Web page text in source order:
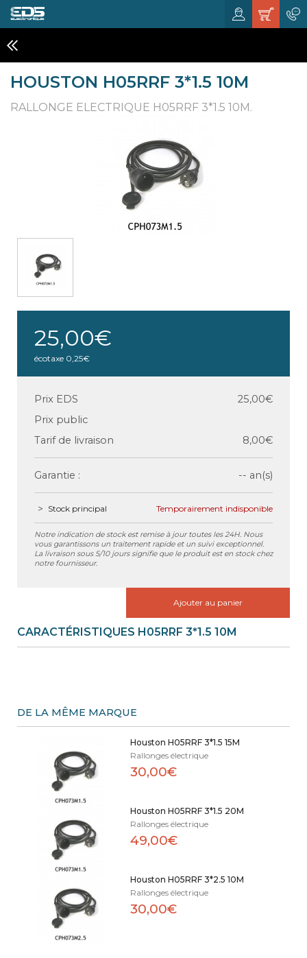
HOUSTON H05RRF 3*1.5 10M
RALLONGE ELECTRIQUE H05RRF 3*1.5 10M.
25,00€
écotaxe 0,25€
Prix EDS
25,00€
Prix public
Tarif de livraison
8,00€
Garantie : -- an(s)
Stock principal Temporairement indisponible
Notre indication de stock est remise à jour toutes les 24H. Nous
vous garantissons un traitement rapide et un suivi exceptionnel.
La livraison sous 5/10 jours signifie que le produit est en stock chez
notre fournisseur.
Ajouter au panier
CARACTÉRISTIQUES H05RRF 3*1.5 10M
DE LA MÊME MARQUE
Houston H05RRF 3*1.5 15M
Rallonges électrique
30,00€
Houston H05RRF 3*1.5 20M
Rallonges électrique
49,00€
Houston H05RRF 3*2.5 10M
Rallonges électrique
30,00€